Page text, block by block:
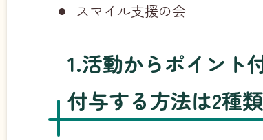
スマイル支援の会
1.活動からポイント
付与する方法は2種類